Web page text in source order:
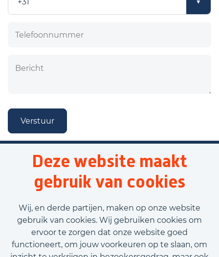
Deze website maakt
gebruik van cookies
Wij, en derde partijen, maken op onze website
gebruik van cookies. Wij gebruiken cookies om
ervoor te zorgen dat onze website goed
functioneert, om jouw voorkeuren op te slaan, om
Verstuur